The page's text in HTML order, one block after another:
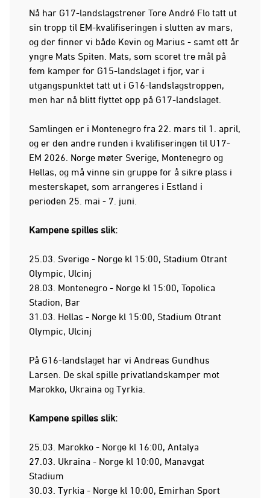
Nå har G17-landslagstrener Tore André Flo tatt ut
sin tropp til EM-kvalifiseringen i slutten av mars,
og der finner vi både Kevin og Marius - samt ett år
yngre Mats Spiten. Mats, som scoret tre mål på
fem kamper for G15-landslaget i fjor, var i
utgangspunktet tatt ut i G16-landslagstroppen,
men har nå blitt flyttet opp på G17-landslaget.
Samlingen er i Montenegro fra 22. mars til 1. april,
og er den andre runden i kvalifiseringen til U17-
EM 2026. Norge møter Sverige, Montenegro og
Hellas, og må vinne sin gruppe for å sikre plass i
mesterskapet, som arrangeres i Estland i
perioden 25. mai - 7. juni.
Kampene spilles slik:
25.03. Sverige - Norge kl 15:00, Stadium Otrant
Olympic, Ulcinj
28.03. Montenegro - Norge kl 15:00, Topolica
Stadion, Bar
31.03. Hellas - Norge kl 15:00, Stadium Otrant
Olympic, Ulcinj
På G16-landslaget har vi Andreas Gundhus
Larsen. De skal spille privatlandskamper mot
Marokko, Ukraina og Tyrkia.
Kampene spilles slik:
25.03. Marokko - Norge kl 16:00, Antalya
27.03. Ukraina - Norge kl 10:00, Manavgat
Stadium
30.03. Tyrkia - Norge kl 10:00, Emirhan Sport